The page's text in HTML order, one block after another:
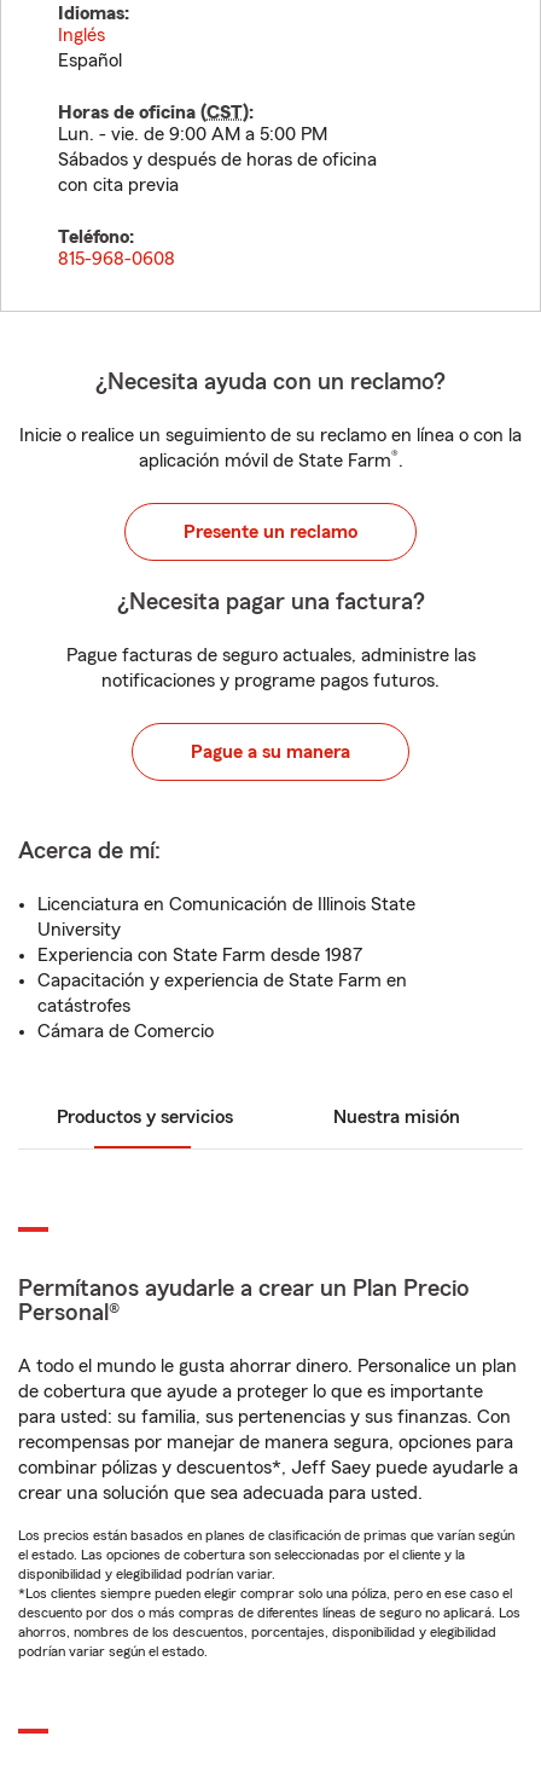
Idiomas:
Inglés
Español
Horas de oficina (CST):
Lun. - vie. de 9:00 AM a 5:00 PM
Sábados y después de horas de oficina
con cita previa
Teléfono:
815-968-0608
¿Necesita ayuda con un reclamo?
Inicie o realice un seguimiento de su reclamo en línea o con la
aplicación móvil de State Farm®.
Presente un reclamo
¿Necesita pagar una factura?
Pague facturas de seguro actuales, administre las
notificaciones y programe pagos futuros.
Pague a su manera
Acerca de mí:
Licenciatura en Comunicación de Illinois State
University
Experiencia con State Farm desde 1987
Capacitación y experiencia de State Farm en
catástrofes
Cámara de Comercio
Productos y servicios Nuestra misión
Permítanos ayudarle a crear un Plan Precio
Personal®
A todo el mundo le gusta ahorrar dinero. Personalice un plan
de cobertura que ayude a proteger lo que es importante
para usted: su familia, sus pertenencias y sus finanzas. Con
recompensas por manejar de manera segura, opciones para
combinar pólizas y descuentos*, Jeff Saey puede ayudarle a
crear una solución que sea adecuada para usted.
Los precios están basados en planes de clasificación de primas que varían según
el estado. Las opciones de cobertura son seleccionadas por el cliente y la
disponibilidad y elegibilidad podrían variar.
*Los clientes siempre pueden elegir comprar solo una póliza, pero en ese caso el
descuento por dos o más compras de diferentes líneas de seguro no aplicará. Los
ahorros, nombres de los descuentos, porcentajes, disponibilidad y elegibilidad
podrían variar según el estado.